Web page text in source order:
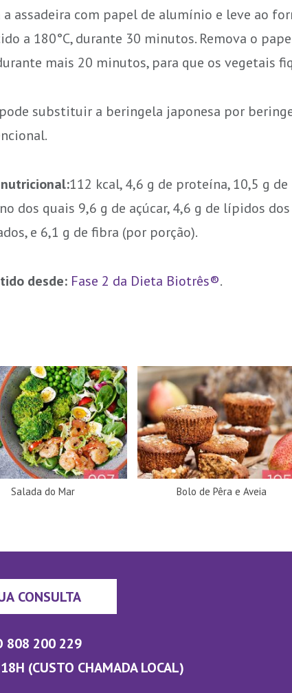
a assadeira com papel de alumínio e leve ao
a 180°C, durante 30 minutos. Remova o
mais 20 minutos, para que os vegetais
pode substituir a beringela japonesa por
112 kcal, 4,6 g de proteína, 10,5 g
dos quais 9,6 g de açúcar, 4,6 g de lípidos
e 6,1 g de fibra (por porção).
desde: Fase 2 da Dieta Biotrês®.
Salada do Mar Bolo de Pêra e Aveia
CONSULTA
808 200 229
(CUSTO CHAMADA LOCAL)